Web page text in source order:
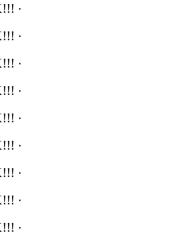
·
·
·
·
·
·
·
·
·